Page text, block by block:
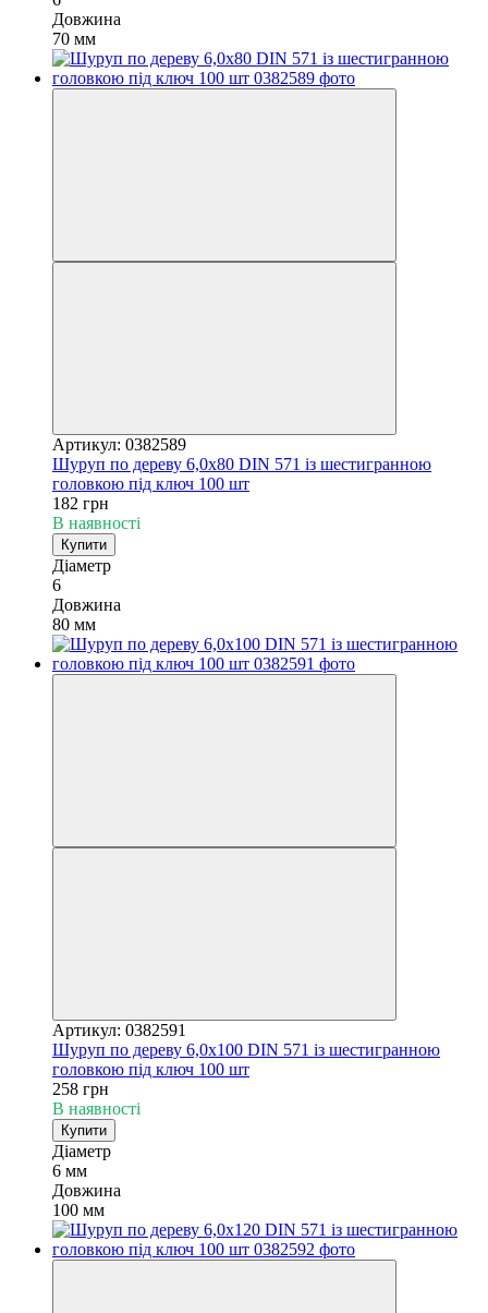
Довжина
70 мм
Артикул: 0382589
Шуруп по дереву 6,0х80 DIN 571 із шестигранною
головкою під ключ 100 шт
182 грн
В наявності
Купити
Діаметр
6
Довжина
80 мм
Артикул: 0382591
Шуруп по дереву 6,0х100 DIN 571 із шестигранною
головкою під ключ 100 шт
258 грн
В наявності
Купити
Діаметр
6 мм
Довжина
100 мм